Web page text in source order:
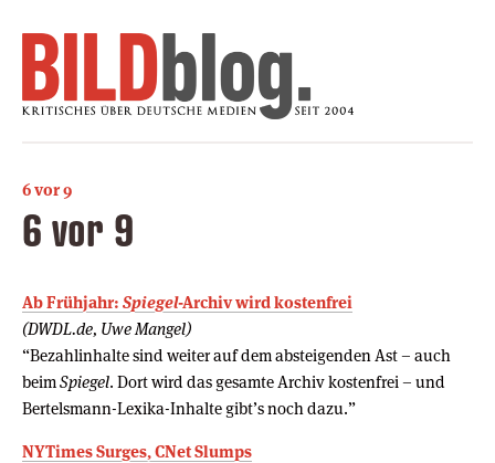
6 vor 9
6 vor 9
Ab Frühjahr: Spiegel-Archiv wird kostenfrei
(DWDL.de, Uwe Mangel)
“Bezahlinhalte sind weiter auf dem absteigenden Ast – auch
beimSpiegel. Dort wird das gesamte Archiv kostenfrei – und
Bertelsmann-Lexika-Inhalte gibt’s noch dazu.”
NYTimes Surges, CNet Slumps